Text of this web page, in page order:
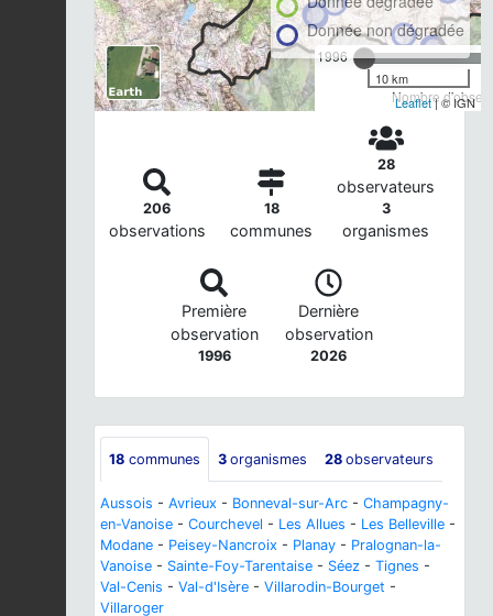
1996
Nombre
Donnée non dégradée
10 km
Leaflet| © IGN
206
observations
18
communes
28
observateurs
3
organismes
Première
observation
1996
Dernière
observation
2026
18 communes 3 organismes 28 observateurs
Aussois - Avrieux - Bonneval-sur-Arc - Champagny-
en-Vanoise - Courchevel - Les Allues - Les Belleville -
Modane - Peisey-Nancroix - Planay - Pralognan-la-
Vanoise - Sainte-Foy-Tarentaise - Séez - Tignes -
Val-Cenis - Val-d'Isère - Villarodin-Bourget -
Villaroger